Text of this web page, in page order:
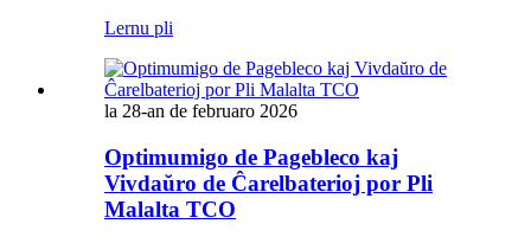
Lernu pli
la 28-an de februaro 2026
Optimumigo de Pagebleco kaj
Vivdaŭro de Ĉarelbaterioj por Pli
Malalta TCO